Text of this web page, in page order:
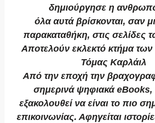
δημιούργησε η
όλα αυτά βρίσκονται, σαν
παρακαταθήκη, στις σελίδες
Αποτελούν εκλεκτό κτήμα
Τόμας Καρλάιλ
Από την εποχή την
σημερινά ψηφιακά eBooks,
εξακολουθεί να είναι το πιο
επικοινωνίας. Αφηγείται